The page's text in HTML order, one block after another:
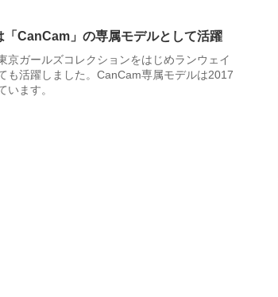
「CanCam」の専属モデルとして活躍
京ガールズコレクションをはじめランウェイ
も活躍しました。CanCam専属モデルは2017
います。